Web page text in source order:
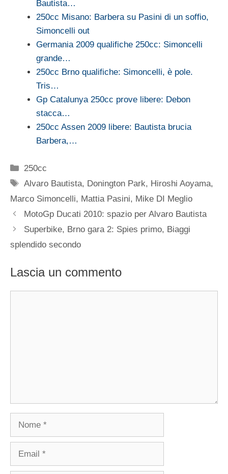
Bautista…
250cc Misano: Barbera su Pasini di un soffio,
Simoncelli out
Germania 2009 qualifiche 250cc: Simoncelli
grande…
250cc Brno qualifiche: Simoncelli, è pole.
Tris…
Gp Catalunya 250cc prove libere: Debon
stacca…
250cc Assen 2009 libere: Bautista brucia
Barbera,…
Categorie
250cc
Tag
Alvaro Bautista, Donington Park, Hiroshi Aoyama,
Marco Simoncelli, Mattia Pasini, Mike DI Meglio
MotoGp Ducati 2010: spazio per Alvaro Bautista
Superbike, Brno gara 2: Spies primo, Biaggi
splendido secondo
Lascia un commento
Nome
Email